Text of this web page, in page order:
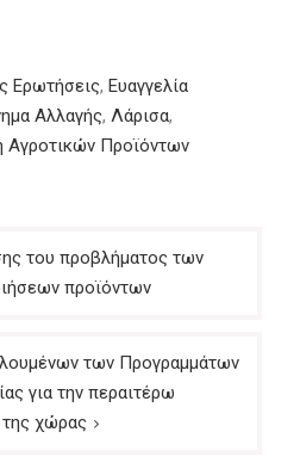
Ερωτήσεις, Ευαγγελία
Αλλαγής, Λάρισα,
Αγροτικών Προϊόντων
του προβλήματος των
προϊόντων
των Προγραμμάτων
για την περαιτέρω
της χώρας